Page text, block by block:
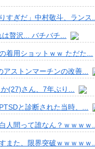
すぎだ」中村敬斗、ランス...
贅沢... バチバチ...
着用ショットｗｗ ただた...
ストンマーチンの改善...
(27)さん、7年ぶり...
と診断された当時、...
人間って誰なん？ｗｗｗｗ...
また、限界突破ｗｗｗｗｗ...